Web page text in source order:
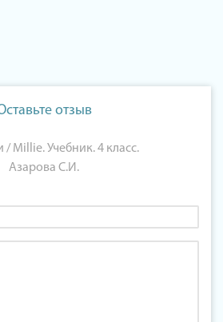
отзыв
Millie. Учебник. 4 класс.
Азарова С.И.